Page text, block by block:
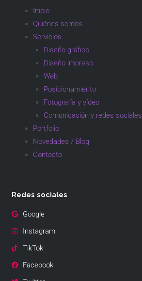
Inicio
Quiénes somos
Servicios
Diseño gráfico
Diseño impreso
Web
Posicionamiento
Fotografía y vídeo
Comunicación y redes sociales
Portfolio
Novedades / Blog
Contacto
Redes sociales
Google
Instagram
TikTok
Facebook